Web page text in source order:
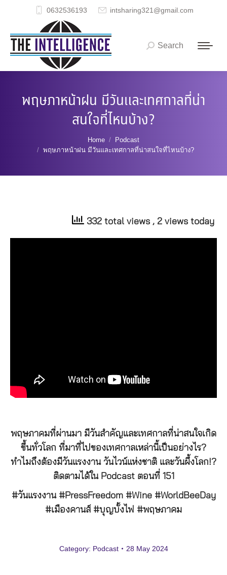
0632536193 intsharing321@gmail.com
Search:
Search
พฤษภาหน้าฝน มีวันและเทศกาลที่น่า
สนใจที่ไหนบ้าง?
Home
Podcast
พฤษภาหน้าฝน มีวันและเทศกาลที่น่าสนใจที่ไหนบ้าง?
332 total views , 2 views today
พฤษภาคมที่ผ่านมา มีวันสำคัญและเทศกาลที่น่าสนใจเกิด
ขึ้นทั่วโลก ที่มาที่ไปของเทศกาลเหล่านี้เป็นอย่างไร?
ทำไมถึงต้องมีวันแรงงาน วันไวน์แห่งชาติ และวันผึ้งโลก!?
ติดตามได้ใน Podcast ตอนที่ 151
#วันแรงงาน #PressFreedom #Wine #WorldBeeDay
#เมืองคานส์ #บุญบั้งไฟ #พฤษภาคม
Category: Podcast 28 May 2024